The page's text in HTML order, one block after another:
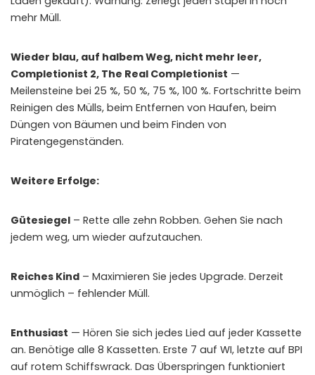
mehr Müll.
Wieder blau, auf halbem Weg, nicht mehr leer,
Completionist 2, The Real Completionist —
Meilensteine ​​bei 25 %, 50 %, 75 %, 100 %. Fortschritte beim
Reinigen des Mülls, beim Entfernen von Haufen, beim
Düngen von Bäumen und beim Finden von
Piratengegenständen.
Weitere Erfolge:
Gütesiegel – Rette alle zehn Robben. Gehen Sie nach
jedem weg, um wieder aufzutauchen.
Reiches Kind – Maximieren Sie jedes Upgrade. Derzeit
unmöglich – fehlender Müll.
Enthusiast — Hören Sie sich jedes Lied auf jeder Kassette
an. Benötige alle 8 Kassetten. Erste 7 auf WI, letzte auf BPI
auf rotem Schiffswrack. Das Überspringen funktioniert